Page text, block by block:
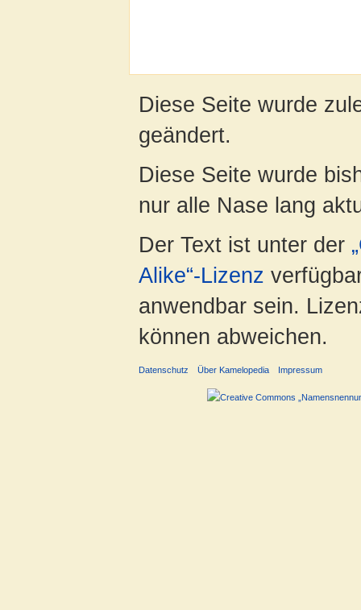
Diese Seite wurde
geändert.
Diese Seite wurde
nur alle Nase lang
Der Text ist unter der
Alike“-Lizenz
anwendbar sein.
können abweichen.
Datenschutz Über Kamelopedia Impressum